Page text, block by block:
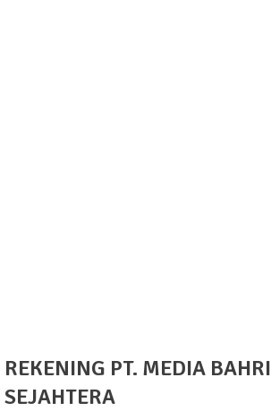
REKENING PT. MEDIA BAHRI
SEJAHTERA